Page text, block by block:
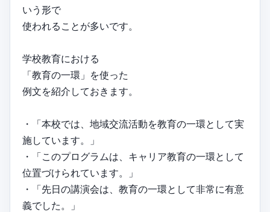
いう形で
使われることが多いです。
学校教育における
「教育の一環」を使った
例文を紹介しておきます。
・「本校では、地域交流活動を教育の一環として実
施しています。」
・「このプログラムは、キャリア教育の一環として
位置づけられています。」
・「先日の講演会は、教育の一環として非常に有意
義でした。」